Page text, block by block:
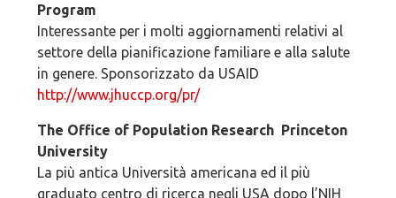
Program
Interessante per i molti aggiornamenti relativi al
settore della pianificazione familiare e alla salute
in genere. Sponsorizzato da USAID
http://www.jhuccp.org/pr/
The Office of Population Research ­ Princeton
University
La più antica Università americana ed il più
graduato centro di ricerca negli USA dopo l’NIH